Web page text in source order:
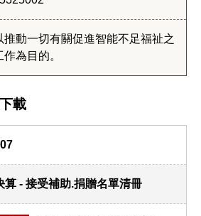
推動一切有關促進智能不足福祉之
作為目的。
載
算 - 接受補助.捐贈名單清冊